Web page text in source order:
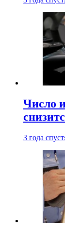
Число
3 года